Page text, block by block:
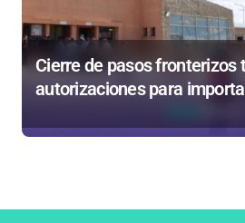
Cierre de pasos fronterizos
autorizaciones para